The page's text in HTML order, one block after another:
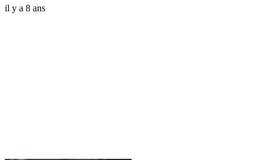
il y a 8 ans